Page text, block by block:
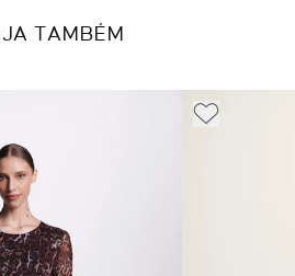
TAMBÉM